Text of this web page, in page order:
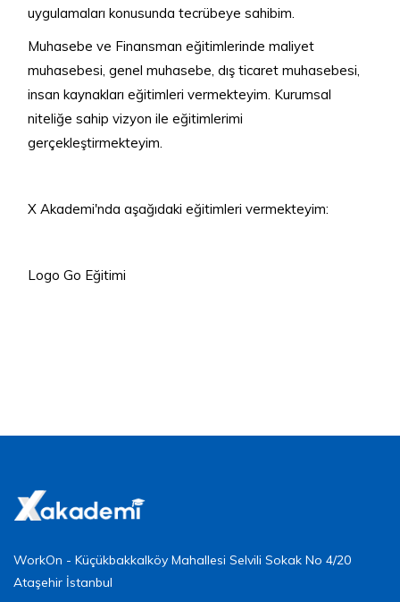
uygulamaları konusunda tecrübeye sahibim.
Muhasebe ve Finansman eğitimlerinde maliyet
muhasebesi, genel muhasebe, dış ticaret muhasebesi,
insan kaynakları eğitimleri vermekteyim. Kurumsal
niteliğe sahip vizyon ile eğitimlerimi
gerçekleştirmekteyim.
X Akademi'nda aşağıdaki eğitimleri vermekteyim:
Logo Go Eğitimi
WorkOn - Küçükbakkalköy Mahallesi Selvili Sokak No 4/20
Ataşehir İstanbul